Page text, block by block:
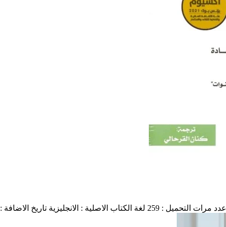
عدد مرات التحميل : 259 لغة الكتاب الاصلية : الانجليزية تاريخ الاضافة : 26 مايو 2026